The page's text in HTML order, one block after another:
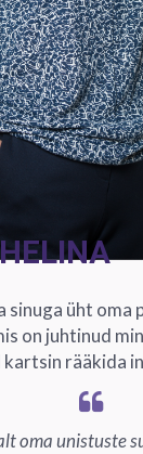
sinuga üht oma
on juhtinud
kartsin rääkida
oma unistuste